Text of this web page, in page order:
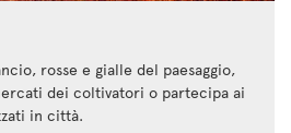
rosse e gialle del paesaggio,
dei coltivatori o partecipa ai
in città.